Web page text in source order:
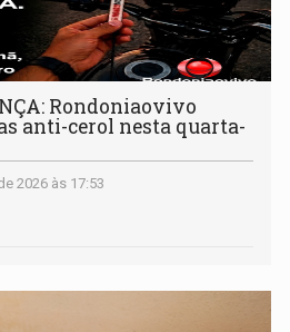
Rondoniaovivo
anti-cerol nesta quarta-
2026 às 17:53